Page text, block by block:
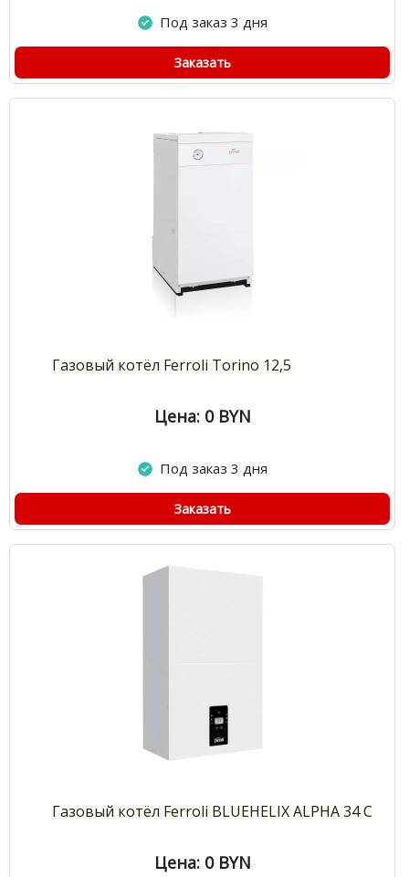
Под заказ 3 дня
Заказать
Газовый котёл Ferroli Torino 12,5
Цена: 0 BYN
Под заказ 3 дня
Заказать
Газовый котёл Ferroli BLUEHELIX ALPHA 34 C
Цена: 0 BYN